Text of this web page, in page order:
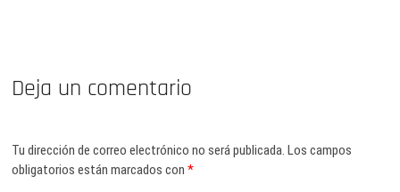
Deja un comentario
Tu dirección de correo electrónico no será publicada. Los campos
obligatorios están marcados con*